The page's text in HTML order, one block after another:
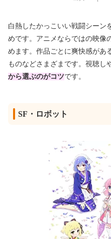
白熱したかっこいい戦闘シーン
めです。アニメならではの映像
めます。作品ごとに爽快感があ
ものなどさまざまです。視聴し
から選ぶのがコツです。
SF・ロボット